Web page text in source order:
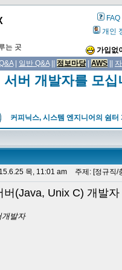
는 곳
FAQ
개인
가입없
| 일반 Q&A|| 정보마당| AWS
버 개발자를 모십
커피닉스, 시스템 엔지니어의 쉼터
목, 11:01 am 주제: [정규직/
버(Java, Unix C) 개발
개발자